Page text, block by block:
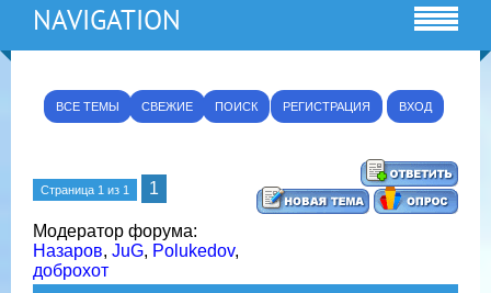
NAVIGATION
ВСЕ ТЕМЫ СВЕЖИЕ ПОИСК РЕГИСТРАЦИЯ ВХОД
Страница 1 из 1 1
Модератор форума:
Назаров, JuG, Polukedov,
доброхот